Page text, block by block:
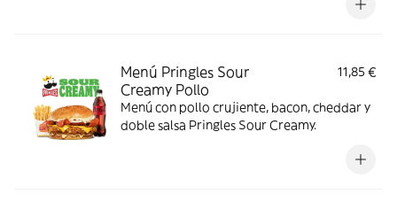
Menú Pringles Sour
Creamy Pollo
11,85 €
Menú con pollo crujiente, bacon, cheddar y
doble salsa Pringles Sour Creamy.